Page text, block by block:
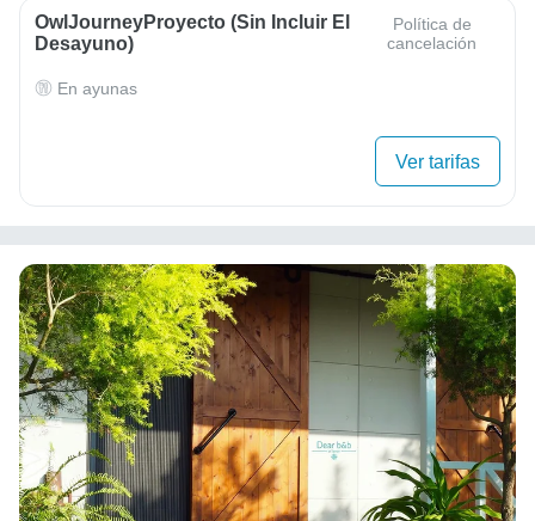
OwlJourneyProyecto (sin Incluir El
Desayuno)
Política de
cancelación
En ayunas
Ver tarifas